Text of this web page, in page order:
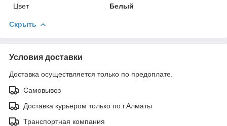
Цвет
Белый
Скрыть
Условия доставки
Доставка осуществляется только по предоплате.
Самовывоз
Доставка курьером только по г.Алматы
Транспортная компания